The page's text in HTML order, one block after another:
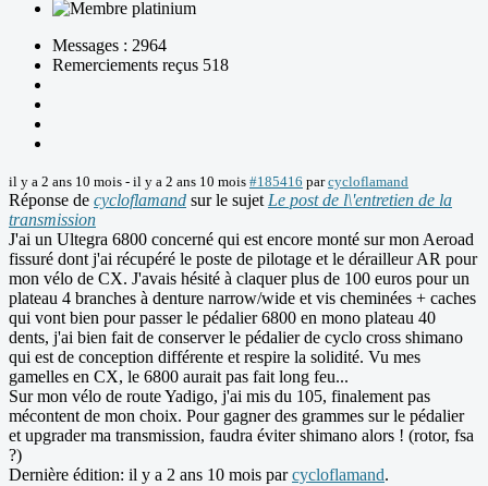
Messages : 2964
Remerciements reçus 518
il y a 2 ans 10 mois - il y a 2 ans 10 mois #185416 parcycloflamand
Réponse de cycloflamand sur le sujet Le post de l\'entretien de la
transmission
J'ai un Ultegra 6800 concerné qui est encore monté sur mon Aeroad
fissuré dont j'ai récupéré le poste de pilotage et le dérailleur AR pour
mon vélo de CX. J'avais hésité à claquer plus de 100 euros pour un
plateau 4 branches à denture narrow/wide et vis cheminées + caches
qui vont bien pour passer le pédalier 6800 en mono plateau 40
dents, j'ai bien fait de conserver le pédalier de cyclo cross shimano
qui est de conception différente et respire la solidité. Vu mes
gamelles en CX, le 6800 aurait pas fait long feu...
Sur mon vélo de route Yadigo, j'ai mis du 105, finalement pas
mécontent de mon choix. Pour gagner des grammes sur le pédalier
et upgrader ma transmission, faudra éviter shimano alors ! (rotor, fsa
?)
Dernière édition: il y a 2 ans 10 mois parcycloflamand.